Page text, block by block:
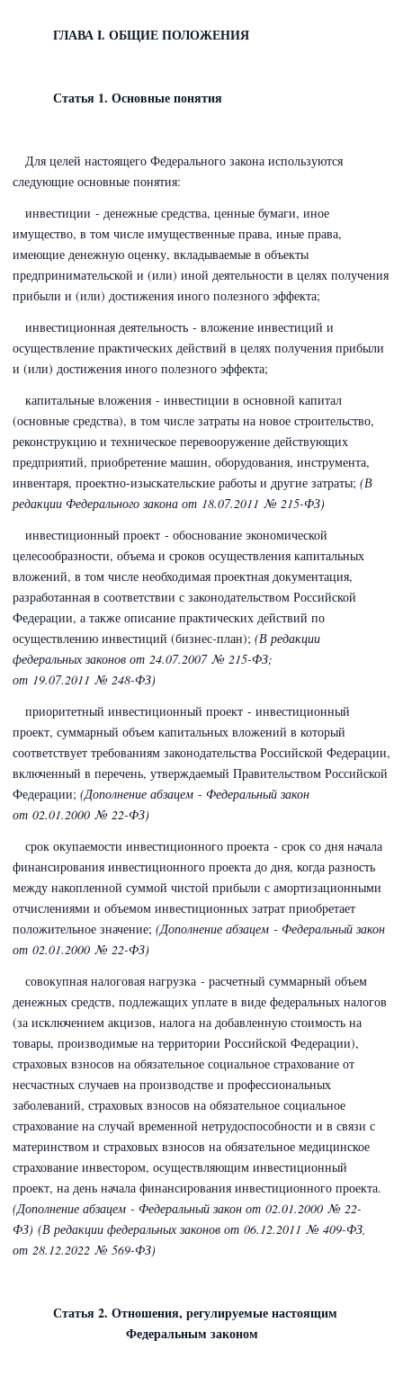
ГЛАВА I. ОБЩИЕ ПОЛОЖЕНИЯ
Статья 1. Основные понятия
Для целей настоящего Федерального закона используются
следующие основные понятия:
инвестиции - денежные средства, ценные бумаги, иное
имущество, в том числе имущественные права, иные права,
имеющие денежную оценку, вкладываемые в объекты
предпринимательской и (или) иной деятельности в целях получения
прибыли и (или) достижения иного полезного эффекта;
инвестиционная деятельность - вложение инвестиций и
осуществление практических действий в целях получения прибыли
и (или) достижения иного полезного эффекта;
капитальные вложения - инвестиции в основной капитал
(основные средства), в том числе затраты на новое строительство,
реконструкцию и техническое перевооружение действующих
предприятий, приобретение машин, оборудования, инструмента,
инвентаря, проектно-изыскательские работы и другие затраты; (В
редакции Федерального закона от 18.07.2011 № 215-ФЗ)
инвестиционный проект - обоснование экономической
целесообразности, объема и сроков осуществления капитальных
вложений, в том числе необходимая проектная документация,
разработанная в соответствии с законодательством Российской
Федерации, а также описание практических действий по
осуществлению инвестиций (бизнес-план); (В редакции
федеральных законов от 24.07.2007 № 215-ФЗ;
от 19.07.2011 № 248-ФЗ)
приоритетный инвестиционный проект - инвестиционный
проект, суммарный объем капитальных вложений в который
соответствует требованиям законодательства Российской Федерации,
включенный в перечень, утверждаемый Правительством Российской
Федерации; (Дополнение абзацем - Федеральный закон
от 02.01.2000 № 22-ФЗ)
срок окупаемости инвестиционного проекта - срок со дня начала
финансирования инвестиционного проекта до дня, когда разность
между накопленной суммой чистой прибыли с амортизационными
отчислениями и объемом инвестиционных затрат приобретает
положительное значение; (Дополнение абзацем - Федеральный закон
от 02.01.2000 № 22-ФЗ)
совокупная налоговая нагрузка - расчетный суммарный объем
денежных средств, подлежащих уплате в виде федеральных налогов
(за исключением акцизов, налога на добавленную стоимость на
товары, производимые на территории Российской Федерации),
страховых взносов на обязательное социальное страхование от
несчастных случаев на производстве и профессиональных
заболеваний, страховых взносов на обязательное социальное
страхование на случай временной нетрудоспособности и в связи с
материнством и страховых взносов на обязательное медицинское
страхование инвестором, осуществляющим инвестиционный
проект, на день начала финансирования инвестиционного проекта.
(Дополнение абзацем - Федеральный закон от 02.01.2000 № 22-
ФЗ) (В редакции федеральных законов от 06.12.2011 № 409-ФЗ,
от 28.12.2022 № 569-ФЗ)
Статья 2. Отношения, регулируемые настоящим
Федеральным законом